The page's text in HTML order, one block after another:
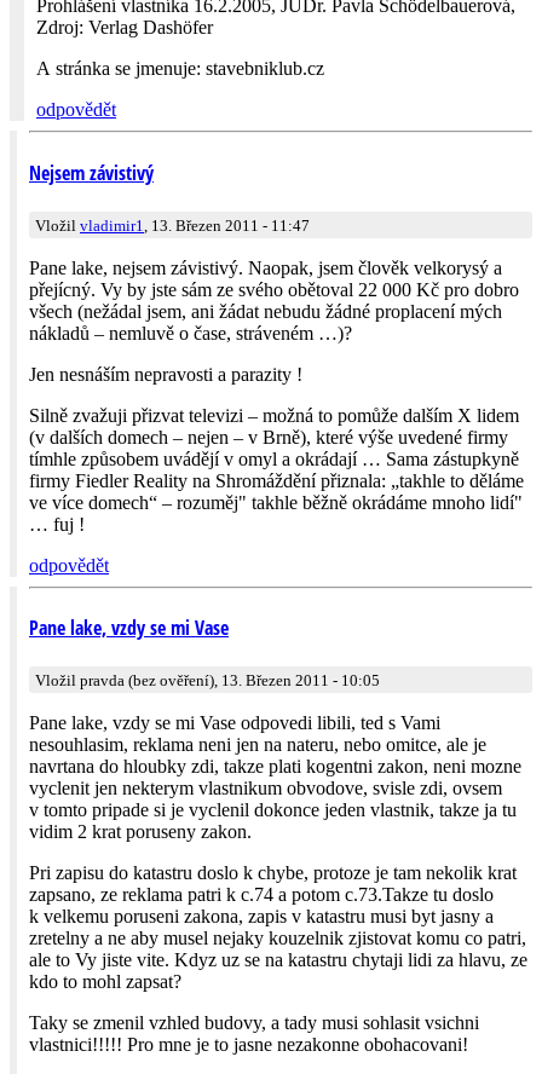
Prohlášení vlastníka 16.2.2005, JUDr. Pavla Schödelbauerová,
Zdroj: Verlag Dashöfer
A stránka se jmenuje: stavebniklub.cz
odpovědět
Nejsem závistivý
Vložil vladimir1 , 13. Březen 2011 - 11:47
Pane lake, nejsem závistivý. Naopak, jsem člověk velkorysý a
přejícný. Vy by jste sám ze svého obětoval 22 000 Kč pro dobro
všech (nežádal jsem, ani žádat nebudu žádné proplacení mých
nákladů – nemluvě o čase, stráveném …)?
Jen nesnáším nepravosti a parazity !
Silně zvažuji přizvat televizi – možná to pomůže dalším X lidem
(v dalších domech – nejen – v Brně), které výše uvedené firmy
tímhle způsobem uvádějí v omyl a okrádají … Sama zástupkyně
firmy Fiedler Reality na Shromáždění přiznala: „takhle to děláme
ve více domech“ – rozuměj" takhle běžně okrádáme mnoho lidí"
… fuj !
odpovědět
Pane lake, vzdy se mi Vase
Vložil pravda (bez ověření), 13. Březen 2011 - 10:05
Pane lake, vzdy se mi Vase odpovedi libili, ted s Vami
nesouhlasim, reklama neni jen na nateru, nebo omitce, ale je
navrtana do hloubky zdi, takze plati kogentni zakon, neni mozne
vyclenit jen nekterym vlastnikum obvodove, svisle zdi, ovsem
v tomto pripade si je vyclenil dokonce jeden vlastnik, takze ja tu
vidim 2 krat poruseny zakon.
Pri zapisu do katastru doslo k chybe, protoze je tam nekolik krat
zapsano, ze reklama patri k c.74 a potom c.73.Takze tu doslo
k velkemu poruseni zakona, zapis v katastru musi byt jasny a
zretelny a ne aby musel nejaky kouzelnik zjistovat komu co patri,
ale to Vy jiste vite. Kdyz uz se na katastru chytaji lidi za hlavu, ze
kdo to mohl zapsat?
Taky se zmenil vzhled budovy, a tady musi sohlasit vsichni
vlastnici!!!!! Pro mne je to jasne nezakonne obohacovani!